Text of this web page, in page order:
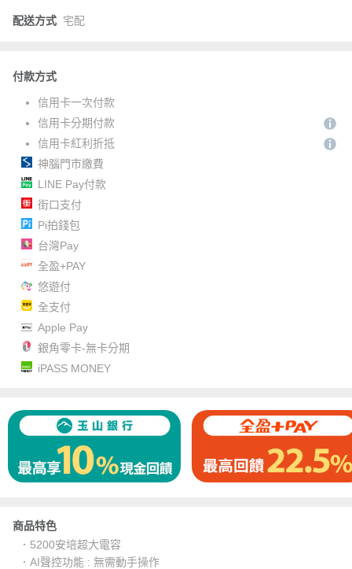
配送方式 宅配
付款方式
信用卡一次付款
信用卡分期付款
信用卡紅利折抵
神腦門市繳費
LINE Pay付款
街口支付
Pi拍錢包
台灣Pay
全盈+PAY
悠遊付
全支付
Apple Pay
銀角零卡-無卡分期
iPASS MONEY
商品特色
．5200安培超大電容
．AI聲控功能 : 無需動手操作